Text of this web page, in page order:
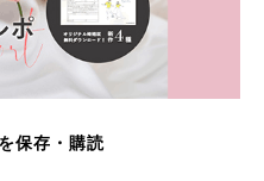
保存・購読